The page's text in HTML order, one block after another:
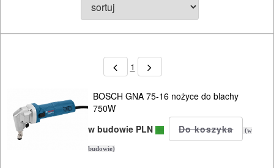
ELEKTRONARZĘDZIA
1
BOSCH GNA 75-16 nożyce do blachy
750W
w budowie PLN
(w
budowie)